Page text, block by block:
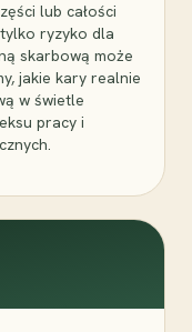
lub całości
ryzyko dla
skarbową może
jakie kary realnie
w świetle
pracy i